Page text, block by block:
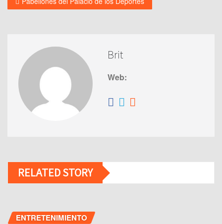
Brit
Web:
RELATED STORY
ENTRETENIMIENTO